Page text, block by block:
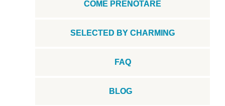
COME PRENOTARE
SELECTED BY CHARMING
FAQ
BLOG